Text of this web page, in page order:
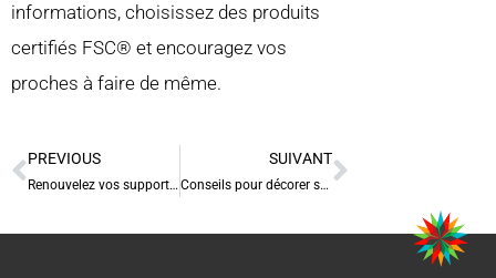
informations, choisissez des produits
certifiés FSC®️ et encouragez vos
proches à faire de même.
PREVIOUS
Renouvelez vos supports de rentrée
SUIVANT
Conseils pour décorer ses locaux pendant les fêtes